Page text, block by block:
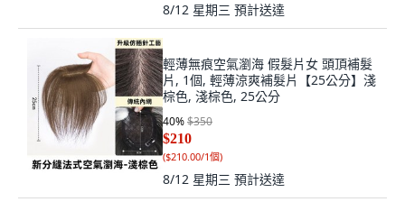
8/12 星期三 預計送達
輕薄無痕空氣瀏海 假髮片女 頭頂補髮
片, 1個, 輕薄涼爽補髮片【25公分】淺
棕色, 淺棕色, 25公分
40%$350
$210
($210.00/1個)
8/12 星期三 預計送達